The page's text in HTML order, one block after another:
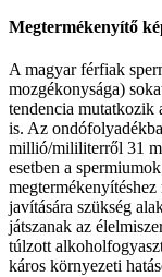
Megtermékenyítő
A magyar férfiak
mozgékonysága)
tendencia mutatkozik
is. Az
millió/mililiterről 31
esetben a
javítására szükség
játszanak az
túlzott
káros környezeti